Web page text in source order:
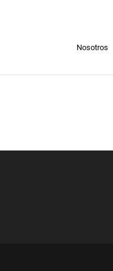
Nosotros